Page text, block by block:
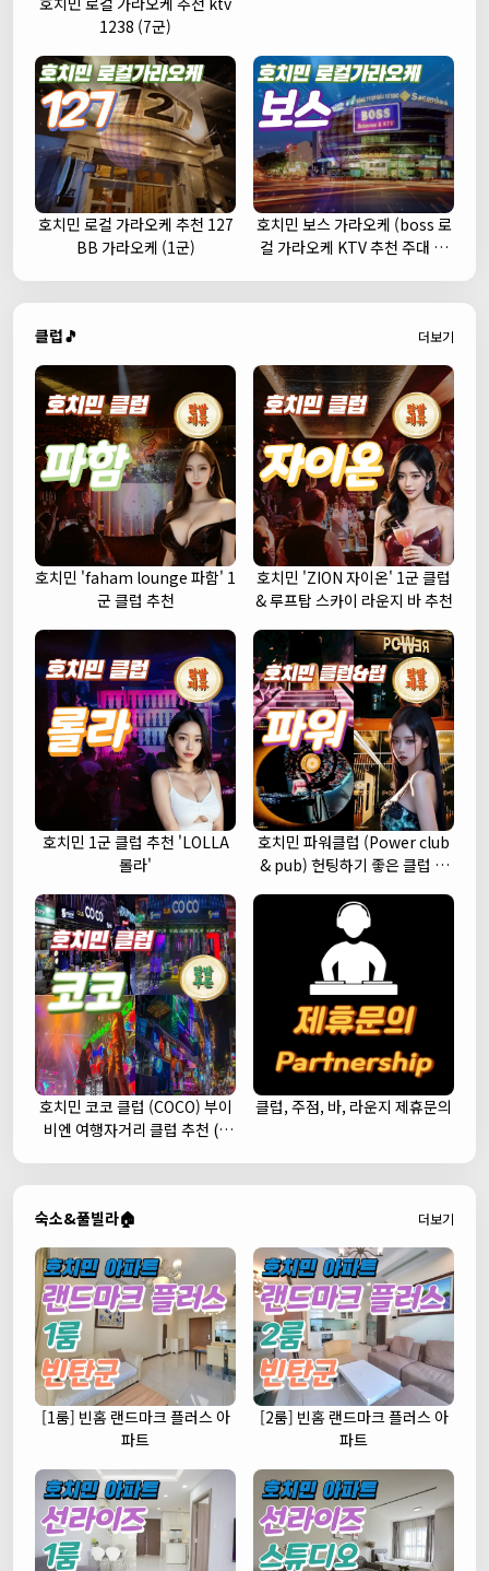
1238 (7군)
호치민 로컬 가라오케 추천 127
BB 가라오케 (1군)
호치민 보스 가라오케 (boss 로
컬 가라오케 KTV 추천 주대 예
클럽🎵 더보기
호치민 'faham lounge 파함' 1
군 클럽 추천
호치민 'ZION 자이온' 1군 클럽
& 루프탑 스카이 라운지 바 추천
호치민 1군 클럽 추천 'LOLLA
롤라'
호치민 파워클럽 (Power club
& pub) 헌팅하기 좋은 클럽 추
호치민 코코 클럽 (COCO) 부이
비엔 여행자거리 클럽 추천 (1
클럽, 주점, 바, 라운지 제휴문의
숙소&풀빌라🏠 더보기
[1룸] 빈홈 랜드마크 플러스 아
파트
[2룸] 빈홈 랜드마크 플러스 아
파트